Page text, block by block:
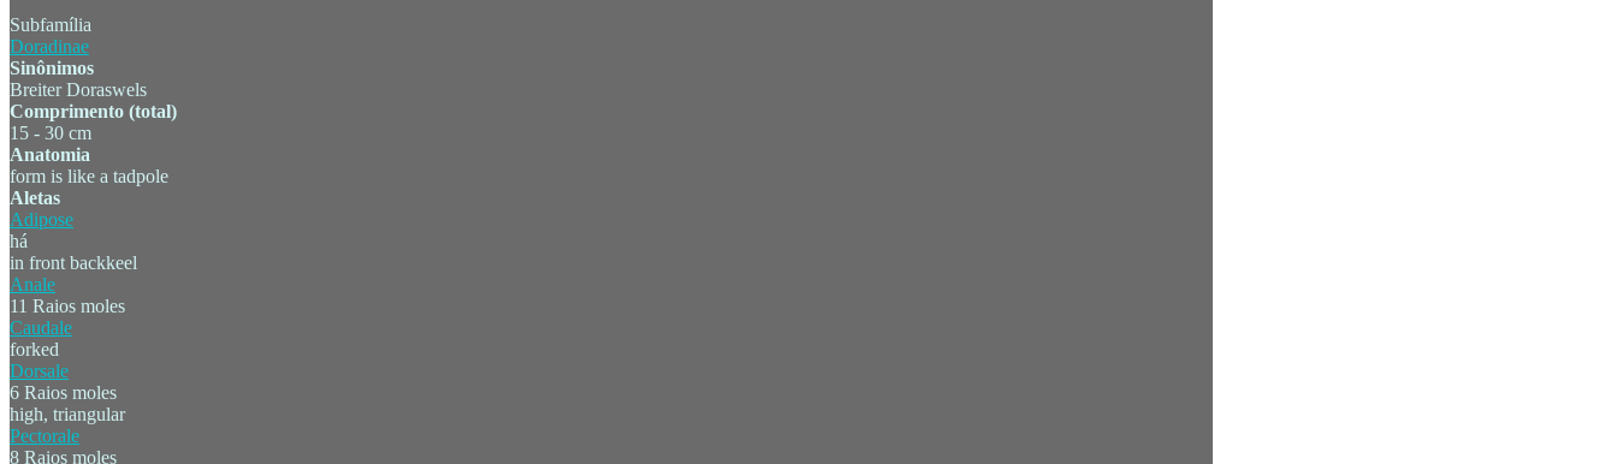
Subfamília
Doradinae
Sinônimos
Breiter Doraswels
Comprimento (total)
15 - 30 cm
Anatomia
form is like a tadpole
Aletas
Adipose
há
in front backkeel
Anale
11 Raios moles
Caudale
forked
Dorsale
6 Raios moles
high, triangular
Pectorale
8 Raios moles